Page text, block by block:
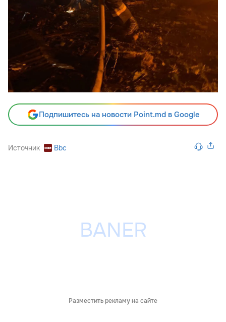
Подпишитесь на новости Point.md в Google
Источник Bbc
Разместить рекламу на сайте